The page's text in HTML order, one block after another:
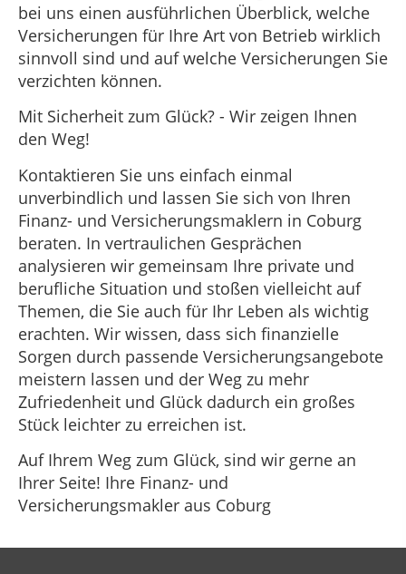
bei uns einen ausführlichen Überblick, welche
Versicherungen für Ihre Art von Betrieb wirklich
sinnvoll sind und auf welche Versicherungen Sie
verzichten können.
Mit Sicherheit zum Glück? - Wir zeigen Ihnen
den Weg!
Kontaktieren Sie uns einfach einmal
unverbindlich und lassen Sie sich von Ihren
Finanz- und Versicherungsmaklern in Coburg
beraten. In vertraulichen Gesprächen
analysieren wir gemeinsam Ihre private und
berufliche Situation und stoßen vielleicht auf
Themen, die Sie auch für Ihr Leben als wichtig
erachten. Wir wissen, dass sich finanzielle
Sorgen durch passende Versicherungsangebote
meistern lassen und der Weg zu mehr
Zufriedenheit und Glück dadurch ein großes
Stück leichter zu erreichen ist.
Auf Ihrem Weg zum Glück, sind wir gerne an
Ihrer Seite! Ihre Finanz- und
Versicherungsmakler aus Coburg